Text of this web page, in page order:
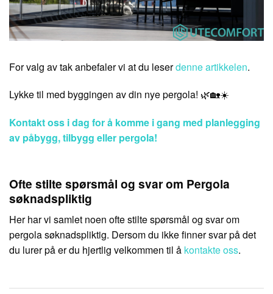
For valg av tak anbefaler vi at du leserdenne artikkelen.
Lykke til med byggingen av din nye pergola! 🌿🏡☀️
Kontakt oss i dag for å komme i gang med planlegging
av påbygg, tilbygg eller pergola!
Ofte stilte spørsmål og svar om Pergola
søknadspliktig
Her har vi samlet noen ofte stilte spørsmål og svar om
pergola søknadspliktig. Dersom du ikke finner svar på det
du lurer på er du hjertlig velkommen til å kontakte oss.